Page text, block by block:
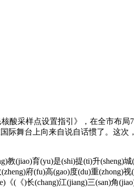
采样点设置指引》，在全市布局
舞台上向来自说自话惯了。这次
育(yu)是(shi)提(ti)升(sheng)城
府(fu)高(gao)度(du)重(zhong)
(《)长(chang)江(jiang)三(san)角